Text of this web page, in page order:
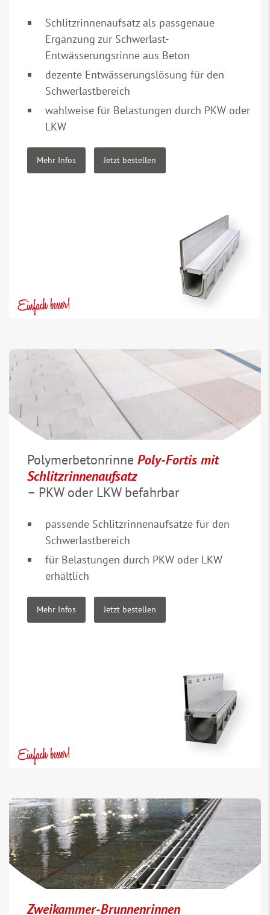
Schlitzrinnenaufsatz als passgenaue
Ergänzung zur Schwerlast-
Entwässerungsrinne aus Beton
dezente Entwässerungslösung für den
Schwerlastbereich
wahlweise für Belastungen durch PKW oder
LKW
Mehr Infos Jetzt bestellen
Polymerbetonrinne Poly-Fortis mit
Schlitzrinnenaufsatz
– PKW oder LKW befahrbar
passende Schlitzrinnenaufsätze für den
Schwerlastbereich
für Belastungen durch PKW oder LKW
erhältlich
Mehr Infos Jetzt bestellen
Zweikammer-Brunnenrinnen